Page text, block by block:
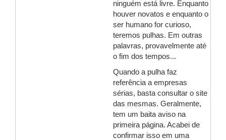
ninguém está livre. Enquanto
houver novatos e enquanto o
ser humano for curioso,
teremos pulhas. Em outras
palavras, provavelmente até
o fim dos tempos...
Quando a pulha faz
referência a empresas
sérias, basta consultar o site
das mesmas. Geralmente,
tem um baita aviso na
primeira página. Acabei de
confirmar isso em uma